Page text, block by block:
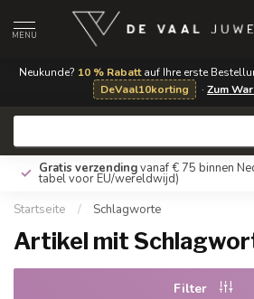
Neukunde? 10 % Rabattauf Ihre erste
DeVaal10korting
· Zum
MENU
Gratis verzendingvanaf € 75 binnen
tabel voor EU/wereldwijd)
Startseite / Schlagworte
Artikel mit
Filter